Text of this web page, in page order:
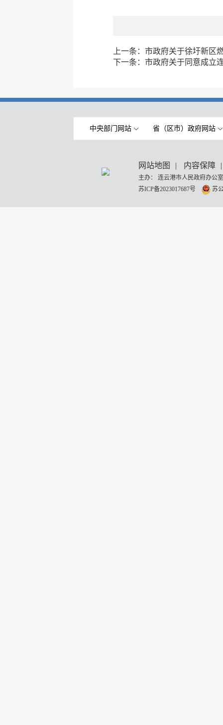
上一条： 市政府关于徐圩新区
下一条： 市政府关于同意成立
中央部门网站 省（区市）政府网站
网站地图 | 内容保障 |
主办： 连云港市人民政府办
苏ICP备2023017687号
苏